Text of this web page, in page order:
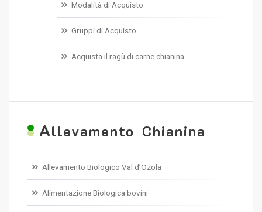
Modalità di Acquisto
Gruppi di Acquisto
Acquista il ragù di carne chianina
Allevamento Chianina
Allevamento Biologico Val d’Ozola
Alimentazione Biologica bovini